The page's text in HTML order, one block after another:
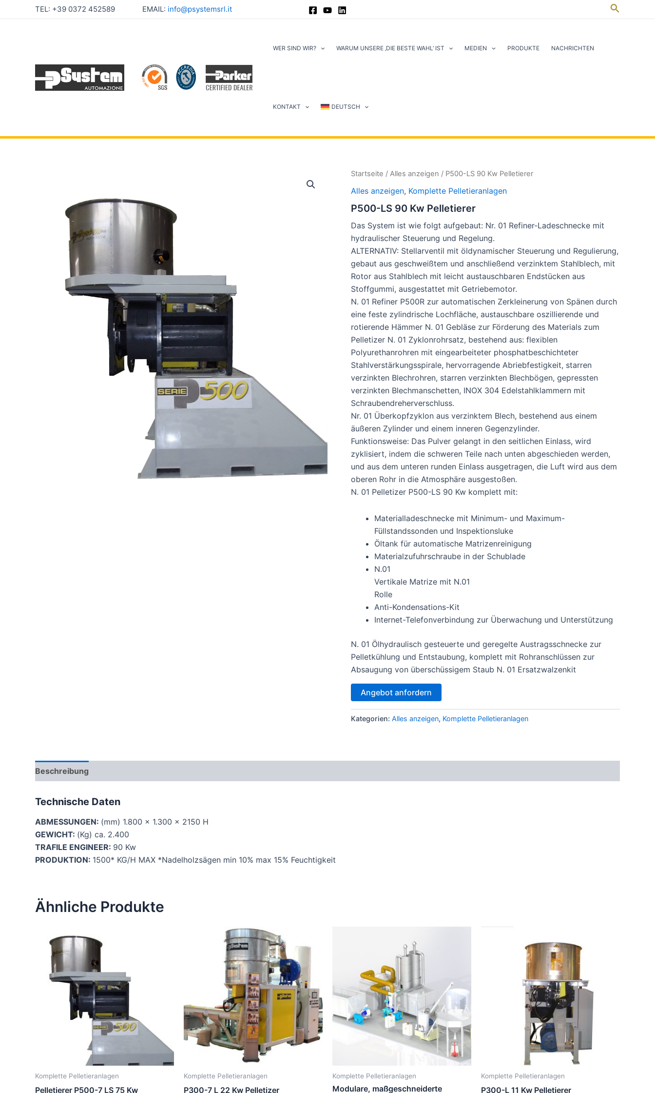
TEL: +39 0372 452589 EMAIL: info@psystemsrl.it Suche
WER SIND WIR? WARUM UNSERE ‚DIE BESTE WAHL‘ IST MEDIEN PRODUKTE NACHRICHTEN
KONTAKT DEUTSCH
Startseite / Alles anzeigen / P500-LS 90 Kw Pelletierer
Alles anzeigen, Komplette Pelletieranlagen
P500-LS 90 Kw Pelletierer
Das System ist wie folgt aufgebaut: Nr. 01 Refiner-Ladeschnecke mit
hydraulischer Steuerung und Regelung.
ALTERNATIV: Stellarventil mit öldynamischer Steuerung und Regulierung,
gebaut aus geschweißtem und anschließend verzinktem Stahlblech, mit
Rotor aus Stahlblech mit leicht austauschbaren Endstücken aus
Stoffgummi, ausgestattet mit Getriebemotor.
N. 01 Refiner P500R zur automatischen Zerkleinerung von Spänen durch
eine feste zylindrische Lochfläche, austauschbare oszillierende und
rotierende Hämmer N. 01 Gebläse zur Förderung des Materials zum
Pelletizer N. 01 Zyklonrohrsatz, bestehend aus: flexiblen
Polyurethanrohren mit eingearbeiteter phosphatbeschichteter
Stahlverstärkungsspirale, hervorragende Abriebfestigkeit, starren
verzinkten Blechrohren, starren verzinkten Blechbögen, gepressten
verzinkten Blechmanschetten, INOX 304 Edelstahlklammern mit
Schraubendreherverschluss.
Nr. 01 Überkopfzyklon aus verzinktem Blech, bestehend aus einem
äußeren Zylinder und einem inneren Gegenzylinder.
Funktionsweise: Das Pulver gelangt in den seitlichen Einlass, wird
zyklisiert, indem die schweren Teile nach unten abgeschieden werden,
und aus dem unteren runden Einlass ausgetragen, die Luft wird aus dem
oberen Rohr in die Atmosphäre ausgestoßen.
N. 01 Pelletizer P500-LS 90 Kw komplett mit:
Materialladeschnecke mit Minimum- und Maximum-
Füllstandssonden und Inspektionsluke
Öltank für automatische Matrizenreinigung
Materialzufuhrschraube in der Schublade
N.01
Vertikale Matrize mit N.01
Rolle
Anti-Kondensations-Kit
Internet-Telefonverbindung zur Überwachung und Unterstützung
N. 01 Ölhydraulisch gesteuerte und geregelte Austragsschnecke zur
Pelletkühlung und Entstaubung, komplett mit Rohranschlüssen zur
Absaugung von überschüssigem Staub N. 01 Ersatzwalzenkit
Angebot anfordern
Kategorien: Alles anzeigen, Komplette Pelletieranlagen
Beschreibung
Technische Daten
ABMESSUNGEN: (mm) 1.800 x 1.300 x 2150 H
GEWICHT: (Kg) ca. 2.400
TRAFILE ENGINEER: 90 Kw
PRODUKTION: 1500* KG/H MAX *Nadelholzsägen min 10% max 15% Feuchtigkeit
Ähnliche Produkte
Komplette Pelletieranlagen
Pelletierer P500-7 LS 75 Kw
Komplette Pelletieranlagen
P300-7 L 22 Kw Pelletizer
Komplette Pelletieranlagen
Modulare, maßgeschneiderte
Komplette Pelletieranlagen
P300-L 11 Kw Pelletierer